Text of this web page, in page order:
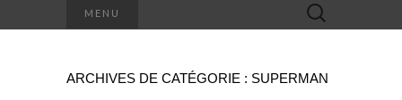
MENU Rechercher :
ARCHIVES DE CATÉGORIE : SUPERMAN